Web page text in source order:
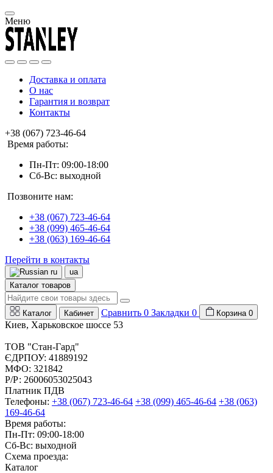
Меню
Доставка и оплата
О нас
Гарантия и возврат
Контакты
+38 (067) 723-46-64
Время работы:
Пн-Пт: 09:00-18:00
Сб-Вс: выходной
Позвоните нам:
+38 (067) 723-46-64
+38 (099) 465-46-64
+38 (063) 169-46-64
Перейти в контакты
ru
ua
Каталог товаров
Каталог Кабинет Сравнить 0 Закладки 0 Корзина 0
Киев, Харьковское шоссе 53
ТОВ "Стан-Гард"
ЄДРПОУ: 41889192
МФО: 321842
Р/Р: 26006053025043
Платник ПДВ
Телефоны: +38 (067) 723-46-64 +38 (099) 465-46-64 +38 (063)
169-46-64
Время работы:
Пн-Пт: 09:00-18:00
Сб-Вс: выходной
Схема проезда:
Каталог